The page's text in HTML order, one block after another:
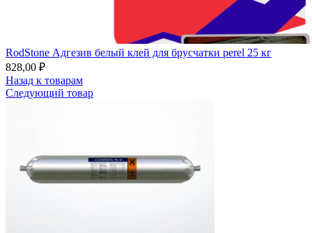
RodStone Адгезив белый клей для брусчатки perel 25 кг
828,00 ₽
Назад к товарам
Следующий товар